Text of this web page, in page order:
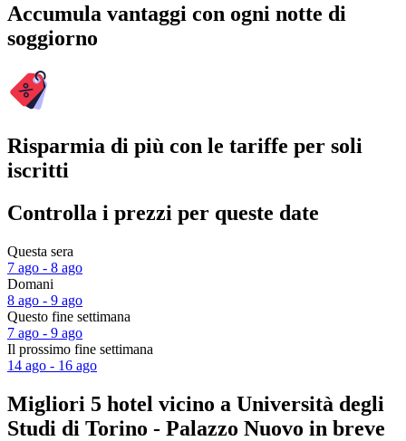
Accumula vantaggi con ogni notte di
soggiorno
Risparmia di più con le tariffe per soli
iscritti
Controlla i prezzi per queste date
Questa sera
7 ago - 8 ago
Domani
8 ago - 9 ago
Questo fine settimana
7 ago - 9 ago
Il prossimo fine settimana
14 ago - 16 ago
Migliori 5 hotel vicino a Università degli
Studi di Torino - Palazzo Nuovo in breve